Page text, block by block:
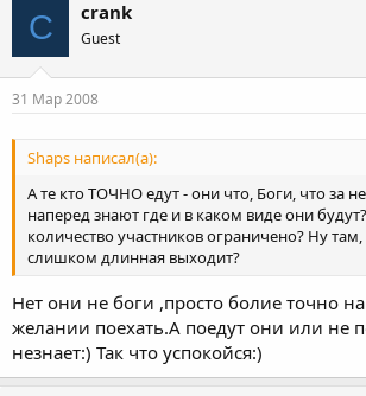
C crank
Guest
31 Мар 2008
Shaps написал(а):
А те кто ТОЧНО едут - они что, Боги, что за
наперед знают где и в каком виде они
количество участников ограничено? Ну
слишком длинная выходит?
Нет они не боги ,просто болие точно
желании поехать.А поедут они или не
незнает:) Так что успокойся:)